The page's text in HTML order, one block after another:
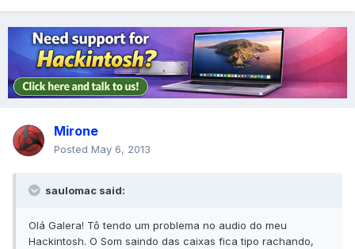
Mirone
Posted May 6, 2013
saulomac said:
Olá Galera! Tô tendo um problema no audio do meu
Hackintosh. O Som saindo das caixas fica tipo rachando,